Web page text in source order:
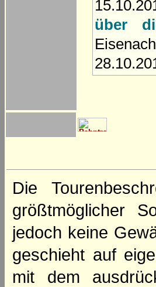
über
Die
größtmöglicher
jedoch keine
geschieht auf
mit dem